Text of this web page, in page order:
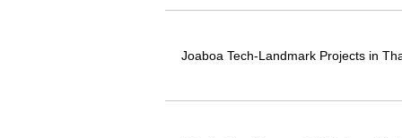
Joaboa Tech-Landmark Projects in